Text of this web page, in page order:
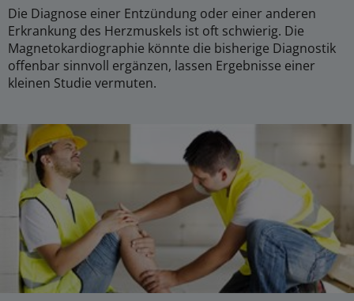
Die Diagnose einer Entzündung oder einer anderen
Erkrankung des Herzmuskels ist oft schwierig. Die
Magnetokardiographie könnte die bisherige Diagnostik
offenbar sinnvoll ergänzen, lassen Ergebnisse einer
kleinen Studie vermuten.